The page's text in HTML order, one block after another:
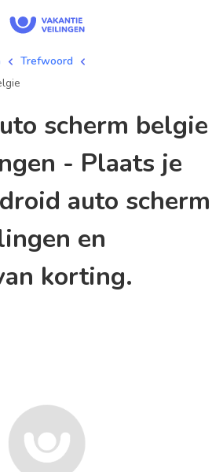
Trefwoord
- Plaats je
auto scherm
en
korting.